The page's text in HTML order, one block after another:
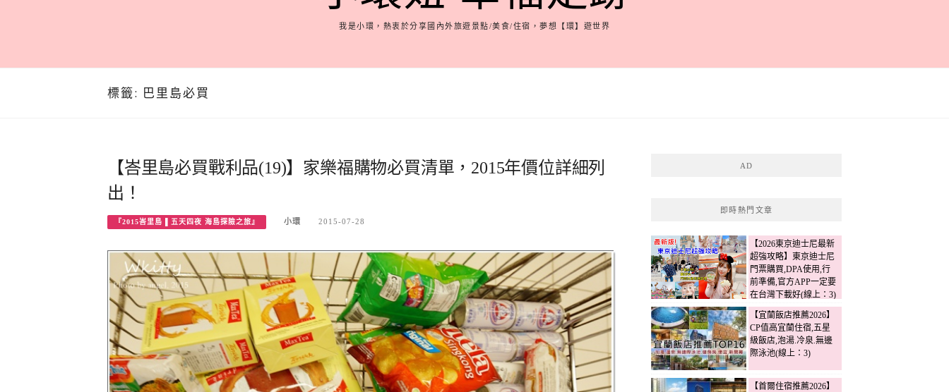
我是小環，熱衷於分享國內外旅遊景點/美食/住宿，夢想【環】遊世界
標籤: 巴里島必買
【峇里島必買戰利品(19)】家樂福購物必買清單，2015年價位詳細列
出！
『2015峇里島 ▌五天四夜 海島探險之旅』 小環 2015-07-28
AD
即時熱門文章
【2026東京迪士尼最新
超強攻略】東京迪士尼
門票購買,DPA使用,行
前準備,官方APP一定要
在台灣下載好(線上：3)
【宜蘭飯店推薦2026】
CP值高宜蘭住宿,五星
級飯店,泡湯.冷泉.無邊
際泳池(線上：3)
【首爾住宿推薦2026】